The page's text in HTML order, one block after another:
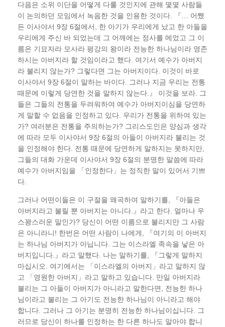
다음은 소위 이단을 어떻게 다룰 것인지에 관해 몇몇 사람들
이 논의하던 모임에서 녹음한 것을 인용한 것이다. 『… 어쨌
든 이사야서 9장 6절에서, 한 아기가 우리에게 났고 한 아들을
우리에게 주신 바 되었는데 그 어깨에는 정사를 메었고 그 이
름은 기묘자라 모사라 평강의 왕이라 전능한 하나님이라 영존
하시는 아버지라 할 것임이라고 했다. 여기서 예수가 아버지
라 불리지 않는가? 그렇다면 그는 아버지이다. 이것이 바로
이사야서 9장 6절이 말하는 바이다. 그러나 지금 우리는 전통
때문에 이렇게 당연한 것을 말하지 않는다.』 이것을 보라. 그
들은 그들의 전통을 두려워하여 예수가 아버지이심을 당연하
게 말할 수 없음을 인정하고 있다. 우리가 전통을 위하여 있는
가? 여러분은 전통을 주의하는가? 그리스도인은 양심과 생각
에 따라 모두 이사야서 9장 6절의 아들이 아버지라 불리는 것
을 인정해야 한다. 전통 때문에 당연하게 말하지는 못하지만,
그들의 대화 가운데 이사야서 9장 6절의 분명한 말씀에 따라
예수가 아버지임을 「인정한다」는 정직한 말이 있어서 기쁘
다.
그러나 어떤이들은 이 구절을 왜곡하여 말하기를, 『아들은
아버지라고 불릴 뿐 아버지는 아니다.』라고 한다. 얼마나 우
스꽝스러운 말인가? 당신이 어떤 이름으로 불리지만 그 사람
은 아니라니! 한번은 어떤 사람이 나에게, 『여기의 이 아버지
는 하나님 아버지가 아닙니다. 그는 이스라엘 족속을 낳은 아
버지입니다.』라고 말했다. 나는 말하기를, 『그렇게 말하지
마십시오. 여기에서는 「이스라엘의 아버지」라고 말하지 않
고 「영원한 아버지」라고 말하고 있습니다. 만일 아버지라
불리는 그 아들이 아버지가 아니라고 말한다면, 전능한 하나
님이라고 불리는 그 아기도 전능한 하나님이 아니라고 해야
합니다. 그러나 그 아기는 분명히 전능한 하나님이십니다. 그
러므로 당신이 하나를 인정하는 한 다른 하나도 알아야 합니